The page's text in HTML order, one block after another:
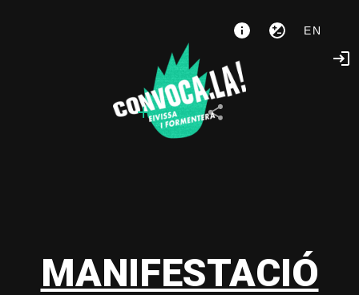
EN
MANIFESTACIÓ